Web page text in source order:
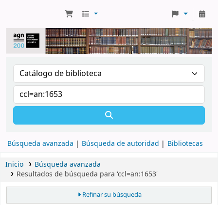
Búsqueda avanzada Búsqueda de autoridad Bibliotecas
Inicio
Búsqueda avanzada
Resultados de búsqueda para 'ccl=an:1653'
Refinar su búsqueda